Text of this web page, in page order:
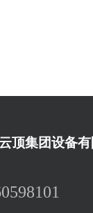
顶集团设备